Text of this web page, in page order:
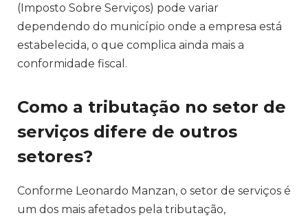
(Imposto Sobre Serviços) pode variar
dependendo do município onde a empresa está
estabelecida, o que complica ainda mais a
conformidade fiscal.
Como a tributação no setor de
serviços difere de outros
setores?
Conforme Leonardo Manzan, o setor de serviços é
um dos mais afetados pela tributação,